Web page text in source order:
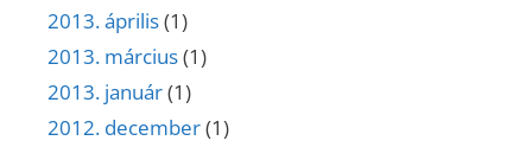
2013. április(1)
2013. március(1)
2013. január(1)
2012. december(1)